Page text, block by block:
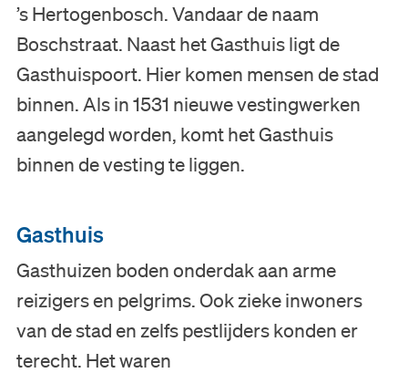
’s Hertogenbosch. Vandaar de naam
Boschstraat. Naast het Gasthuis ligt de
Gasthuispoort. Hier komen mensen de stad
binnen. Als in 1531 nieuwe vestingwerken
aangelegd worden, komt het Gasthuis
binnen de vesting te liggen.
Gasthuis
Gasthuizen boden onderdak aan arme
reizigers en pelgrims. Ook zieke inwoners
van de stad en zelfs pestlijders konden er
terecht. Het waren